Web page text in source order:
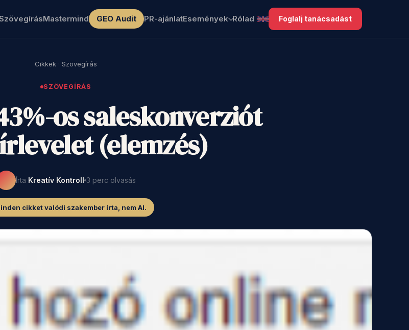
Mastermind GEO Audit PR-ajánlatEsemények Rólad Foglalj tanácsadást
Cikkek · Szövegírás
SZÖVEGÍRÁS
os saleskonverziót
(elemzés)
Írta Kreatív Kontroll 3 perc olvasás
cikket valódi szakember írta, nem AI.